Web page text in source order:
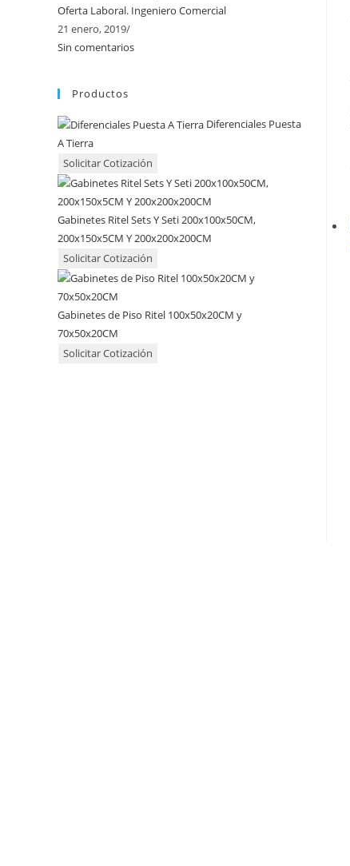
Oferta Laboral. Ingeniero Comercial
21 enero, 2019/
Sin comentarios
Productos
Diferenciales Puesta
A Tierra
Solicitar Cotización
Gabinetes Ritel Sets Y Seti 200x100x50CM,
200x150x5CM Y 200x200x200CM
Solicitar Cotización
Gabinetes de Piso Ritel 100x50x20CM y
70x50x20CM
Solicitar Cotización